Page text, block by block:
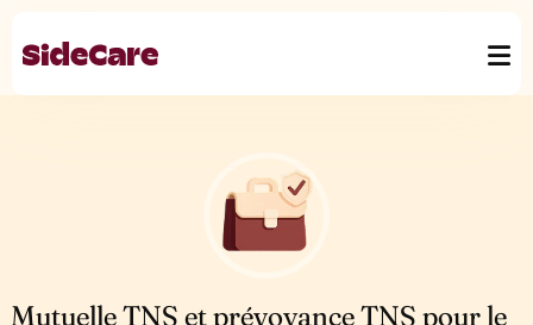
Mutuelle TNS et prévoyance TNS pour le